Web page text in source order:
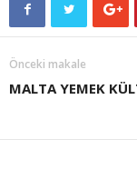
Önceki makale
MALTA YEMEK